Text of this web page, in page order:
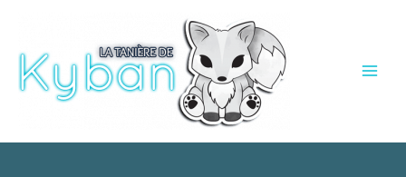
contenu